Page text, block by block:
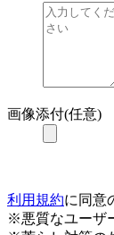
画像添付(任意)
利用規約に同意
※悪質なユーザ